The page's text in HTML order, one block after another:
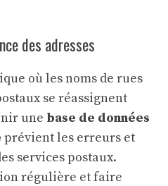
des adresses
où les noms de rues
se réassignent
une base de données
prévient les erreurs et
services postaux.
régulière et faire